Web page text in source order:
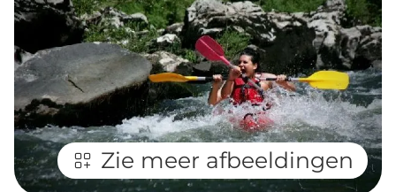
Zie meer afbeeldingen